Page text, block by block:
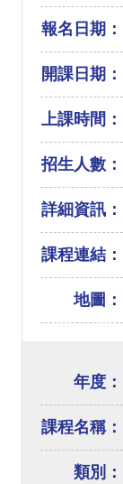
報名日期：
開課日期：
上課時間：
招生人數：
詳細資訊：
課程連結：
地圖：
年度：
課程名稱：
類別：